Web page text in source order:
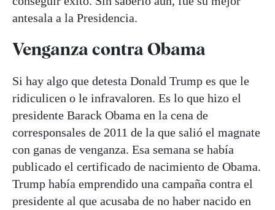
antesala a la Presidencia.
Venganza contra Obama
Si hay algo que detesta Donald Trump es que le
ridiculicen o le infravaloren. Es lo que hizo el
presidente Barack Obama en la cena de
corresponsales de 2011 de la que salió el magnate
con ganas de venganza. Esa semana se había
publicado el certificado de nacimiento de Obama.
Trump había emprendido una campaña contra el
presidente al que acusaba de no haber nacido en